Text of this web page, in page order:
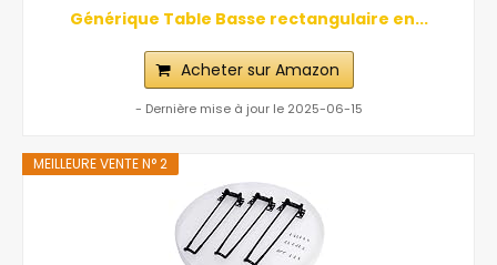
Générique Table Basse rectangulaire en...
Acheter sur Amazon
- Dernière mise à jour le 2025-06-15
MEILLEURE VENTE N° 2